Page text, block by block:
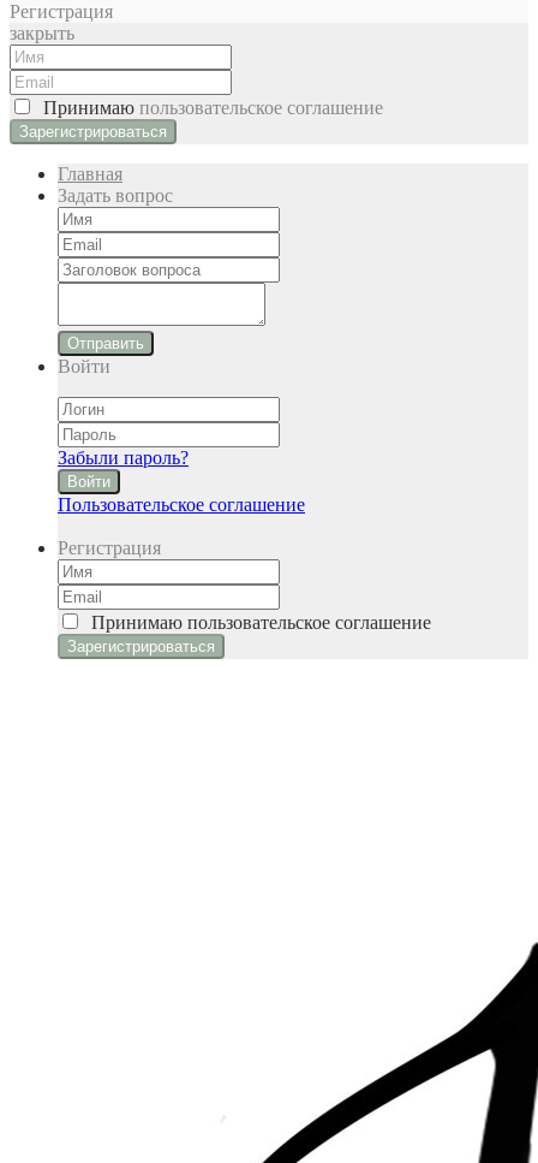
Регистрация
закрыть
Принимаю пользовательское соглашение
Главная
Задать вопрос
Отправить
Войти
Забыли пароль?
Войти
Пользовательское соглашение
Регистрация
Принимаю пользовательское соглашение